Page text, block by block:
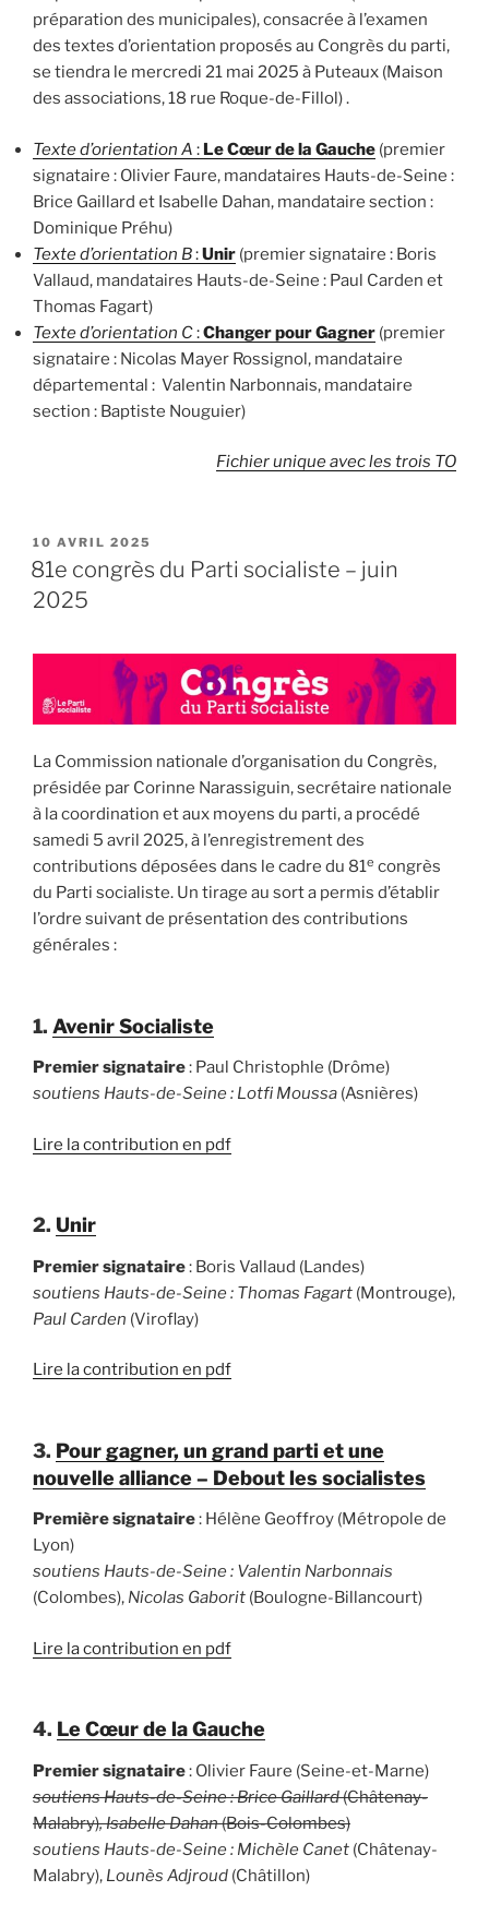
préparation des municipales), consacrée à l’examen
des textes d’orientation proposés au Congrès du parti,
se tiendra le mercredi 21 mai 2025 à Puteaux (Maison
des associations, 18 rue Roque-de-Fillol) .
Texte d’orientation A : Le Cœur de la Gauche (premier
signataire : Olivier Faure, mandataires Hauts-de-Seine :
Brice Gaillard et Isabelle Dahan, mandataire section :
Dominique Préhu)
Texte d’orientation B:Unir (premier signataire : Boris
Vallaud, mandataires Hauts-de-Seine : Paul Carden et
Thomas Fagart)
Texte d’orientation C:Changer pour Gagner (premier
signataire : Nicolas Mayer Rossignol, mandataire
départemental : Valentin Narbonnais, mandataire
section : Baptiste Nouguier)
Fichier unique avec les trois TO
PUBLIÉ
LE
10 AVRIL 2025
81e congrès du Parti socialiste – juin
2025
La Commission nationale d’organisation du Congrès,
présidée par Corinne Narassiguin, secrétaire nationale
à la coordination et aux moyens du parti, a procédé
samedi 5 avril 2025, à l’enregistrement des
contributions déposées dans le cadre du 81e congrès
du Parti socialiste. Un tirage au sort a permis d’établir
l’ordre suivant de présentation des contributions
générales :
1. Avenir Socialiste
Premier signataire: Paul Christophle (Drôme)
soutiens Hauts-de-Seine : Lotfi Moussa (Asnières)
Lire la contribution en pdf
2. Unir
Premier signataire: Boris Vallaud (Landes)
soutiens Hauts-de-Seine : Thomas Fagart (Montrouge),
Paul Carden (Viroflay)
Lire la contribution en pdf
3. Pour gagner, un grand parti et une
nouvelle alliance – Debout les socialistes
Première signataire: Hélène Geoffroy (Métropole de
Lyon)
soutiens Hauts-de-Seine : Valentin Narbonnais
(Colombes), Nicolas Gaborit (Boulogne-Billancourt)
Lire la contribution en pdf
4. Le Cœur de la Gauche
Premier signataire: Olivier Faure (Seine-et-Marne)
soutiens Hauts-de-Seine : Brice Gaillard(Châtenay-
Malabry), Isabelle Dahan(Bois-Colombes)
soutiens Hauts-de-Seine : Michèle Canet (Châtenay-
Malabry), Lounès Adjroud (Châtillon)